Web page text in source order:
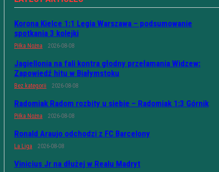
Korona Kielce 1:1 Legia Warszawa – podsumowanie
spotkania 3 kolejki
Piłka Nożna 2026-08-08
Jagiellonia na fali kontra głodny przełamania Widzew:
Zapowiedź hitu w Białymstoku
Bez kategorii 2026-08-08
Radomiak Radom rozbity u siebie – Radomiak 1:3 Górnik
Piłka Nożna 2026-08-08
Ronald Araujo odchodzi z FC Barcelony
La Liga 2026-08-08
Vinicius Jr na dłużej w Realu Madryt